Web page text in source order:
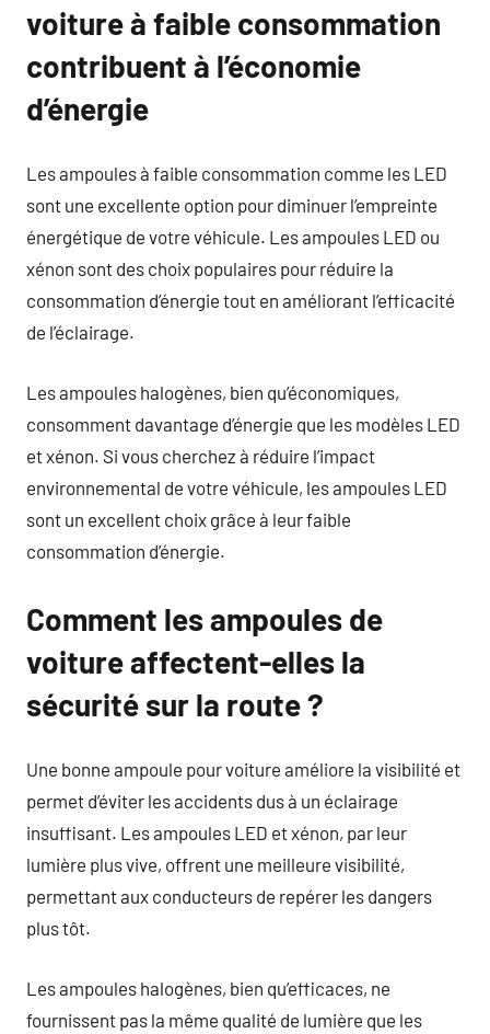
voiture à faible consommation
contribuent à l’économie
d’énergie
Les ampoules à faible consommation comme les LED
sont une excellente option pour diminuer l’empreinte
énergétique de votre véhicule. Les ampoules LED ou
xénon sont des choix populaires pour réduire la
consommation d’énergie tout en améliorant l’efficacité
de l’éclairage.
Les ampoules halogènes, bien qu’économiques,
consomment davantage d’énergie que les modèles LED
et xénon. Si vous cherchez à réduire l’impact
environnemental de votre véhicule, les ampoules LED
sont un excellent choix grâce à leur faible
consommation d’énergie.
Comment les ampoules de
voiture affectent-elles la
sécurité sur la route ?
Une bonne ampoule pour voiture améliore la visibilité et
permet d’éviter les accidents dus à un éclairage
insuffisant. Les ampoules LED et xénon, par leur
lumière plus vive, offrent une meilleure visibilité,
permettant aux conducteurs de repérer les dangers
plus tôt.
Les ampoules halogènes, bien qu’efficaces, ne
fournissent pas la même qualité de lumière que les